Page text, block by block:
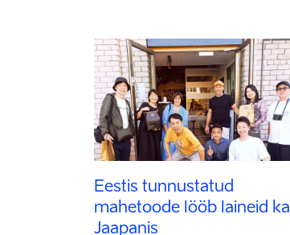
Eestis tunnustatud
mahetoode lööb laineid ka
Jaapanis